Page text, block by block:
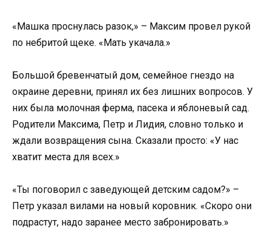
«Машка проснулась разок,» – Максим провел рукой
по небритой щеке. «Мать укачала.»
Большой бревенчатый дом, семейное гнездо на
окраине деревни, принял их без лишних вопросов. У
них была молочная ферма, пасека и яблоневый сад.
Родители Максима, Петр и Лидия, словно только и
ждали возвращения сына. Сказали просто: «У нас
хватит места для всех.»
«Ты поговорил с заведующей детским садом?» –
Петр указал вилами на новый коровник. «Скоро они
подрастут, надо заранее место забронировать.»